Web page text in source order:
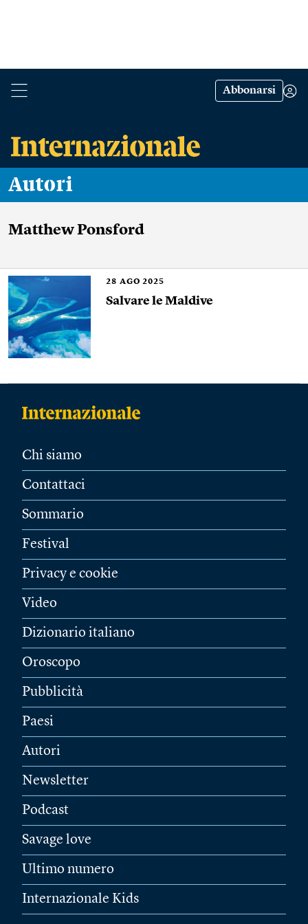
Abbonarsi
Autori
Matthew Ponsford
28 AGO 2025
Salvare le Maldive
Chi siamo
Contattaci
Sommario
Festival
Privacy e cookie
Video
Dizionario italiano
Oroscopo
Pubblicità
Paesi
Autori
Newsletter
Podcast
Savage love
Ultimo numero
Internazionale Kids